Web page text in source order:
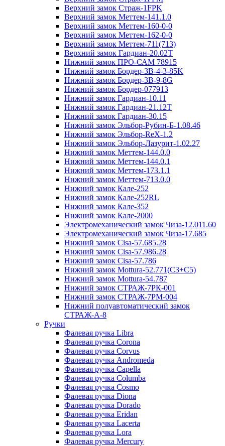
Верхний замок Страж-1FPK
Верхний замок Меттем-141.1.0
Верхний замок Меттем-160-0-0
Верхний замок Меттем-162-0-0
Верхний замок Меттем-711(713)
Верхний замок Гардиан-20.02T
Нижний замок ПРО-САМ 78915
Нижний замок Бордер-3B-4-3-85K
Нижний замок Бордер-3B-9-8G
Нижний замок Бордер-077913
Нижний замок Гардиан-10.11
Нижний замок Гардиан-21.12T
Нижний замок Гардиан-30.15
Нижний замок Эльбор-Рубин-Б-1.08.46
Нижний замок Эльбор-ReX-1.2
Нижний замок Эльбор-Лазурит-1.02.27
Нижний замок Меттем-144.0.0
Нижний замок Меттем-144.0.1
Нижний замок Меттем-173.1.1
Нижний замок Меттем-713.0.0
Нижний замок Кале-252
Нижний замок Кале-252RL
Нижний замок Кале-352
Нижний замок Кале-2000
Электромеханический замок Чиза-12.011.60
Электромеханический замок Чиза-17.685
Нижний замок Cisa-57.685.28
Нижний замок Cisa-57.986.28
Нижний замок Cisa-57.786
Нижний замок Mottura-52.771(C3+C5)
Нижний замок Mottura-54.787
Нижний замок СТРАЖ-7РК-001
Нижний замок СТРАЖ-7РМ-004
Нижний полуавтоматический замок
СТРАЖ-A-8
Ручки
Фалевая ручка Libra
Фалевая ручка Corona
Фалевая ручка Corvus
Фалевая ручка Andromeda
Фалевая ручка Capella
Фалевая ручка Columba
Фалевая ручка Cosmo
Фалевая ручка Diona
Фалевая ручка Dorado
Фалевая ручка Eridan
Фалевая ручка Lacerta
Фалевая ручка Lora
Фалевая ручка Mercury